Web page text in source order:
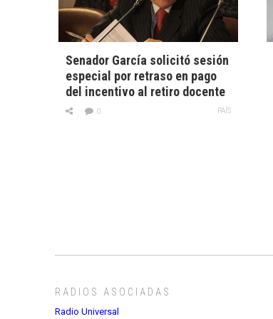
Senador García solicitó sesión
especial por retraso en pago
del incentivo al retiro docente
PAÍS
0
RADIOS ASOCIADAS
Radio Universal